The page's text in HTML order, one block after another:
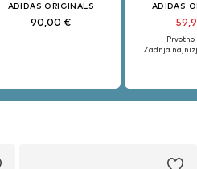
ADIDAS ORIGINALS
90,00 €
ADIDAS
Zadnja